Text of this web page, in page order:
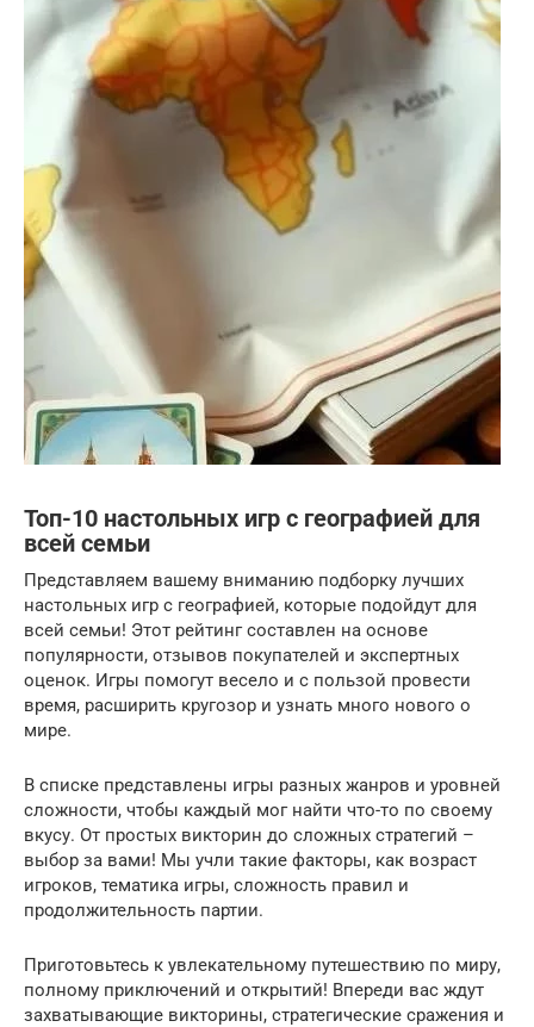
Топ-10 настольных игр с географией для
всей семьи
Представляем вашему вниманию подборку лучших
настольных игр с географией, которые подойдут для
всей семьи! Этот рейтинг составлен на основе
популярности, отзывов покупателей и экспертных
оценок. Игры помогут весело и с пользой провести
время, расширить кругозор и узнать много нового о
мире.
В списке представлены игры разных жанров и уровней
сложности, чтобы каждый мог найти что-то по своему
вкусу. От простых викторин до сложных стратегий –
выбор за вами! Мы учли такие факторы, как возраст
игроков, тематика игры, сложность правил и
продолжительность партии.
Приготовьтесь к увлекательному путешествию по миру,
полному приключений и открытий! Впереди вас ждут
захватывающие викторины, стратегические сражения и